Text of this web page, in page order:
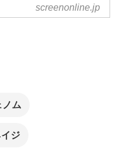
劇場公開され大ヒット
た。
screenonline.jp
ノム
ジ